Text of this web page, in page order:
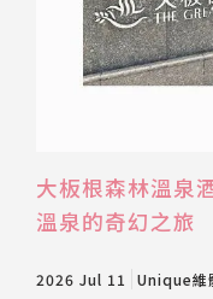
大板根森林溫泉
溫泉的奇幻之旅
2026 Jul 11 Unique維